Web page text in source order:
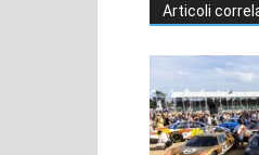
Articoli